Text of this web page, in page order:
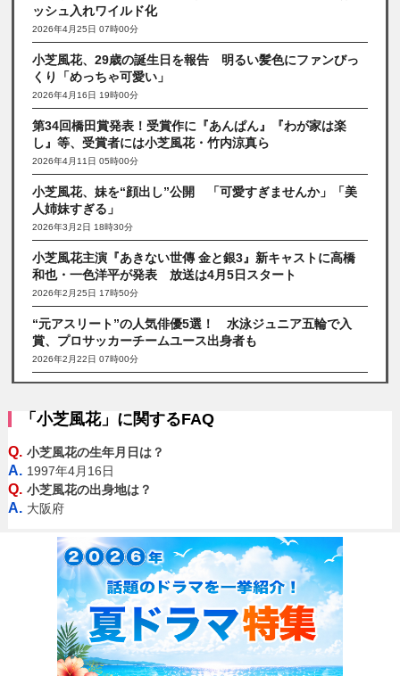
ッシュ入れワイルド化
2026年4月25日 07時00分
小芝風花、29歳の誕生日を報告 明るい髪色にファンびっ
くり「めっちゃ可愛い」
2026年4月16日 19時00分
第34回橋田賞発表！受賞作に『あんぱん』『わが家は楽
し』等、受賞者には小芝風花・竹内涼真ら
2026年4月11日 05時00分
小芝風花、妹を“顔出し”公開 「可愛すぎませんか」「美
人姉妹すぎる」
2026年3月2日 18時30分
小芝風花主演『あきない世傳 金と銀3』新キャストに高橋
和也・一色洋平が発表 放送は4月5日スタート
2026年2月25日 17時50分
“元アスリート”の人気俳優5選！ 水泳ジュニア五輪で入
賞、プロサッカーチームユース出身者も
2026年2月22日 07時00分
「小芝風花」に関するFAQ
Q. 小芝風花の生年月日は？
A. 1997年4月16日
Q. 小芝風花の出身地は？
A. 大阪府